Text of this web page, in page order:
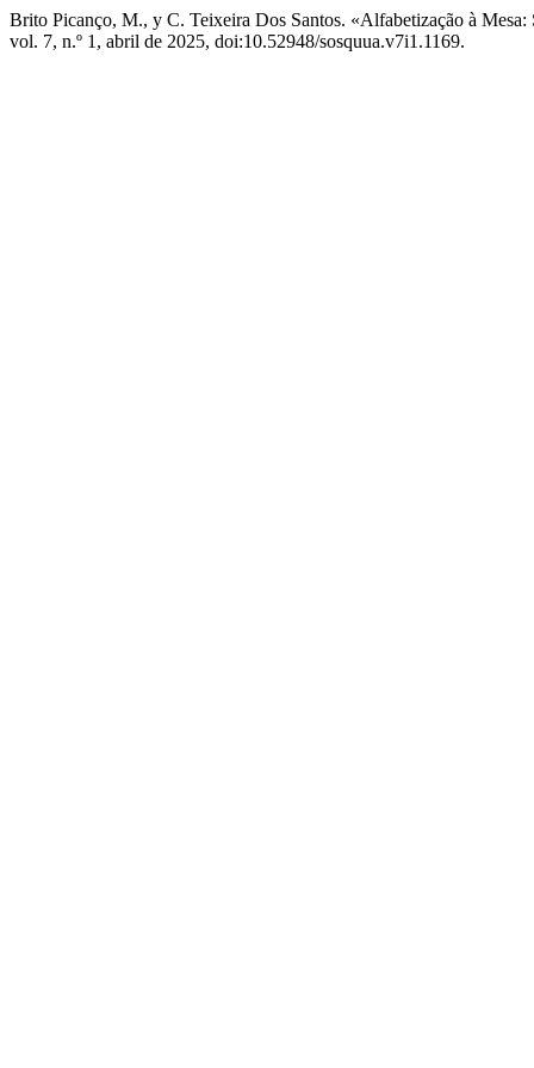
Brito Picanço, M., y C. Teixeira Dos Santos. «Alfabetização à
vol. 7, n.º 1, abril de 2025, doi:10.52948/sosquua.v7i1.1169.